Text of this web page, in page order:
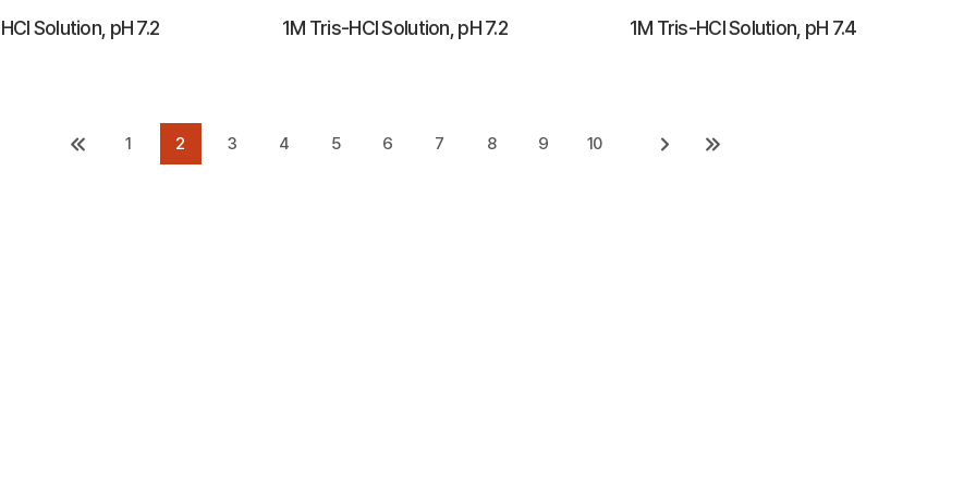
Solution, pH 7.2 1M Tris-HCl Solution, pH 7.2 1M Tris-HCl Solution, pH 7.4
1 2 3 4 5 6 7 8 9 10